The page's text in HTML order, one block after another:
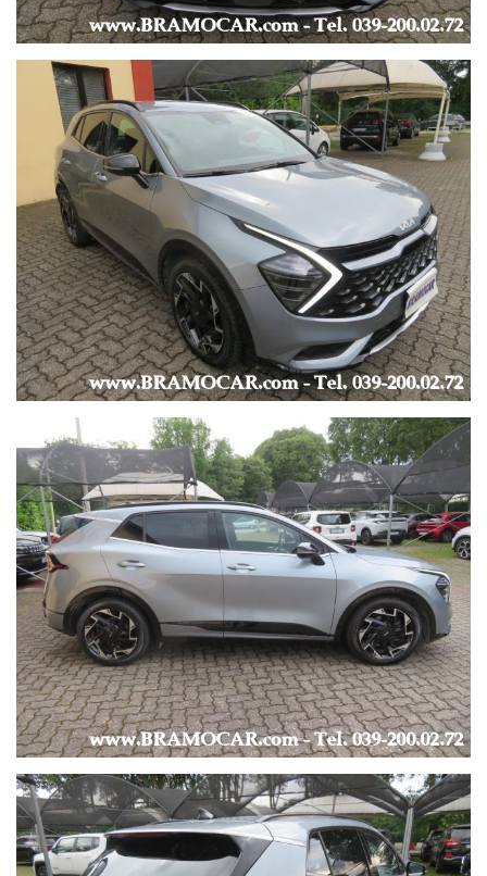
-
--- MULTIMEDIA ---
AUTORADIO ORIGINALE KIA -
AUTORADIO DAB -
ANDROID AUTO / APPLE CARPLAY -
BLUETOOTH -
MP3, USB -
COMPUTER DI BORDO -
CONTROLLO VOCALE -
SISTEMA DI NAVIGAZIONE ORIGINALE + APP CONNECT -
RADIO TOUCH SCREEN -
VIVAVOCE -
VOLANTE MULTIFUNZIONE -
-
--- CONSUMI ---
-
URBANO: lt/100km, 3.3 -
EXTRAURBANO: lt/100km, 4.3 -
COMBINATO: lt/100km, 5.1 -
-
KM 79.374 -
UNICO PROPRIETARIO -
ULTIMO TAGLIANDO EFFETTUATO a KM 60.475 il 5/07/2025 -
AUTO AZIENDALE, IVA ESPOSTA, FATTURABILE -
FINANZIABILE ANCHE SENZA ANTICIPO -
EVENTUALE RITIRO USATO -
-
LUNGHEZZA AUTO: 4.515 mt -
LARGHEZZA AUTO: 1.865 mt -
-
* Foto più dettagliate sono visibili direttamente sul nostro sito
al seguente Link: https://www.bramocar.it *
* Le informazioni fornite non hanno nessun valore contrattuale
in quanto potrebbero contenere imprecisioni.*
* Visita il nostro sito:www.BRAMOCAR.it*